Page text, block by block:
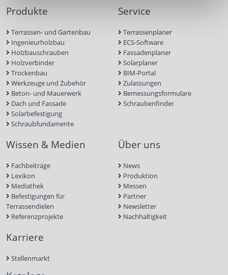
Produkte
Terrassen- und Gartenbau
Ingenieurholzbau
Holzbauschrauben
Holzverbinder
Trockenbau
Werkzeuge und Zubehör
Beton- und Mauerwerk
Dach und Fassade
Solarbefestigung
Schraubfundamente
Service
Terrassenplaner
ECS-Software
Fassadenplaner
Solarplaner
BIM-Portal
Zulassungen
Bemessungsformulare
Schraubenfinder
Wissen & Medien
Fachbeiträge
Lexikon
Mediathek
Befestigungen für
Terrassendielen
Referenzprojekte
Über uns
News
Produktion
Messen
Partner
Newsletter
Nachhaltigkeit
Karriere
Stellenmarkt